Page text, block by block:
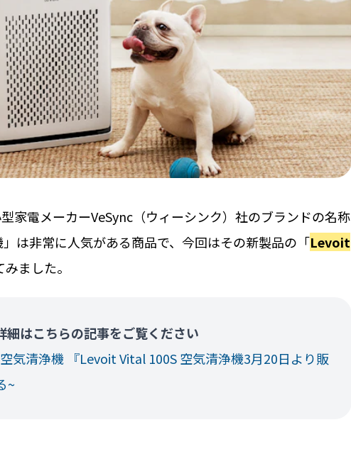
家電メーカーVeSync（ウィーシンク）社のブランドの名称
は非常に人気がある商品で、今回はその新製品の「Levoit
ました。
はこちらの記事をご覧ください
気清浄機 『Levoit Vital 100S 空気清浄機3月20日より販
~